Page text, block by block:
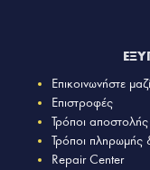
Επικοινωνήστε
Επιστροφές
Τρόποι αποστολής
Τρόποι πληρωμής
Repair Center